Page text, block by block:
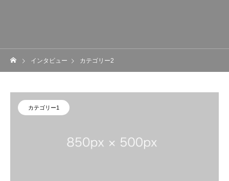
インタビュー カテゴリー2
カテゴリー1